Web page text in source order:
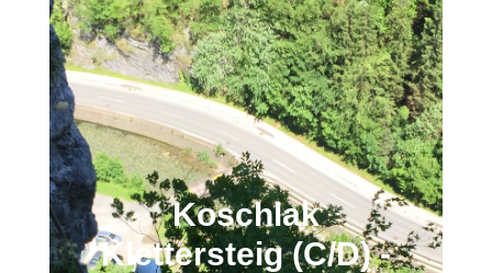
Koschlak
Klettersteig (C/D) -